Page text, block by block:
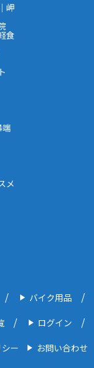
岬
食
端
メ
バイク用品
ログイン
ー
お問い合わせ